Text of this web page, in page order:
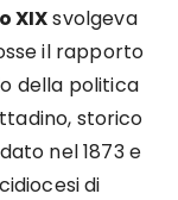
XIXsvolgeva
il rapporto
della politica
storico
nel 1873 e
di